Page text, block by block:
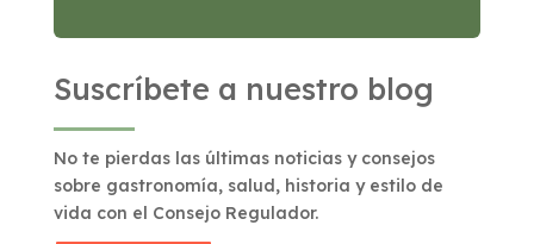
Suscríbete a nuestro blog
No te pierdas las últimas noticias y consejos
sobre gastronomía, salud, historia y estilo de
vida con el Consejo Regulador.